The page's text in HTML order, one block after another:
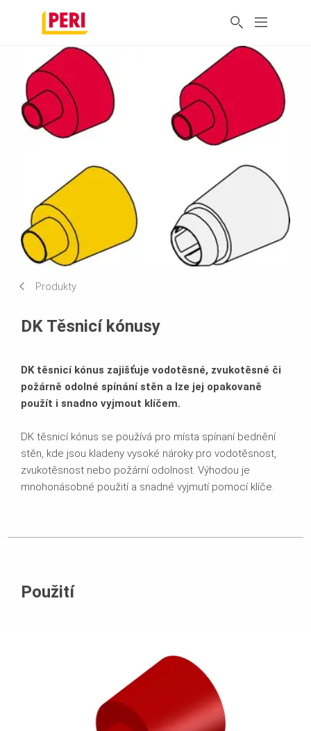
Produkty
DK Těsnicí kónusy
DK těsnicí kónus zajišťuje vodotěsné, zvukotěsné či
požárně odolné spínání stěn a lze jej opakovaně
použít i snadno vyjmout klíčem.
DK těsnicí kónus se používá pro místa spínaní bednění
stěn, kde jsou kladeny vysoké nároky pro vodotěsnost,
zvukotěsnost nebo požární odolnost. Výhodou je
mnohonásobné použití a snadné vyjmutí pomocí klíče.
Použití